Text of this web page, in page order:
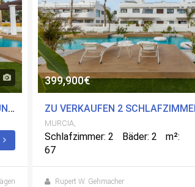
ZU VERKAUFEN 3 SCHLAFZIMMER NEUBAUN-A IN LOS ALCÃ¡ZARES, MURCIA MIT POOL
399,900€
MURCIA,
Schlafzimmer: 2 Bäder: 2
m²:
67
Rupert W. Gehmacher